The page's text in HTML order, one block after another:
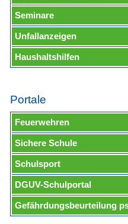
Seminare
Unfallanzeigen
Haushaltshilfen
Portale
Feuerwehren
Sichere Schule
Schulsport
DGUV-Schulportal
Gefährdungsbeurteilung